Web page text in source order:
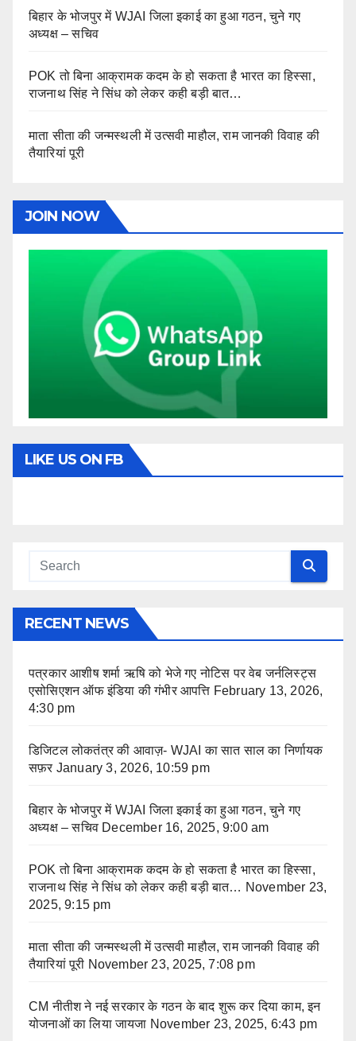
बिहार के भोजपुर में WJAI जिला इकाई का हुआ गठन, चुने गए
अध्यक्ष – सचिव
POK तो बिना आक्रामक कदम के हो सकता है भारत का हिस्सा,
राजनाथ सिंह ने सिंध को लेकर कही बड़ी बात…
माता सीता की जन्मस्थली में उत्सवी माहौल, राम जानकी विवाह की
तैयारियां पूरी
JOIN NOW
LIKE US ON FB
RECENT NEWS
पत्रकार आशीष शर्मा ऋषि को भेजे गए नोटिस पर वेब जर्नलिस्ट्स
एसोसिएशन ऑफ इंडिया की गंभीर आपत्ति February 13, 2026,
4:30 pm
डिजिटल लोकतंत्र की आवाज़- WJAI का सात साल का निर्णायक
सफ़र January 3, 2026, 10:59 pm
बिहार के भोजपुर में WJAI जिला इकाई का हुआ गठन, चुने गए
अध्यक्ष – सचिव December 16, 2025, 9:00 am
POK तो बिना आक्रामक कदम के हो सकता है भारत का हिस्सा,
राजनाथ सिंह ने सिंध को लेकर कही बड़ी बात… November 23,
2025, 9:15 pm
माता सीता की जन्मस्थली में उत्सवी माहौल, राम जानकी विवाह की
तैयारियां पूरी November 23, 2025, 7:08 pm
CM नीतीश ने नई सरकार के गठन के बाद शुरू कर दिया काम, इन
योजनाओं का लिया जायजा November 23, 2025, 6:43 pm